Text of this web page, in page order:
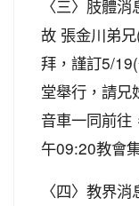
〈三〉肢體消
故 張金川弟
拜，謹訂5/
堂舉行，請兄
音車一同前往
午09:20教會
〈四〉教界消